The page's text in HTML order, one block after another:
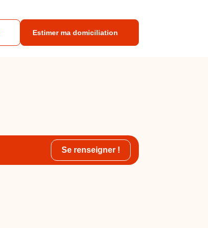
Estimer ma domiciliation
Se renseigner !